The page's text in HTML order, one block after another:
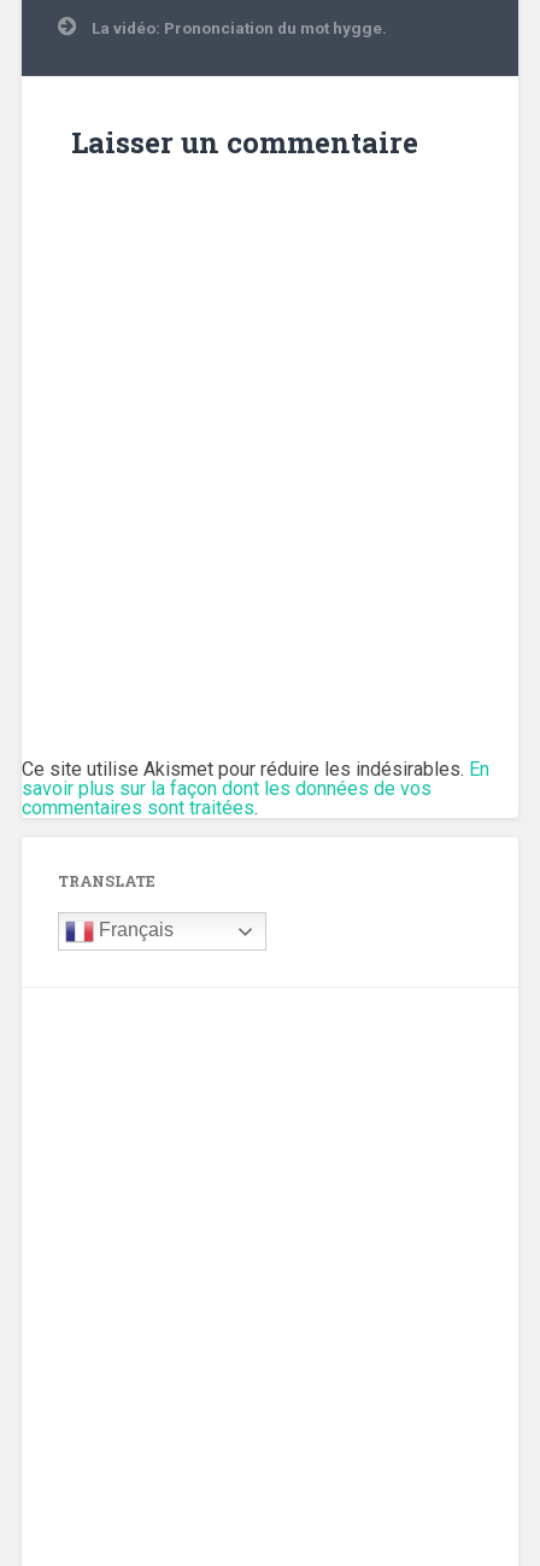
l’articleLa vidéo: Prononciation du mot hygge.
Laisser un commentaire
Ce site utilise Akismet pour réduire les indésirables. En
savoir plus sur la façon dont les données de vos
commentaires sont traitées.
TRANSLATE
Français